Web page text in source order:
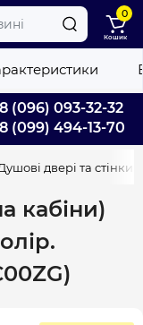
(096) 093-32-32
(099) 494-13-70
0
Кошик
двері та стінки
кабіни)